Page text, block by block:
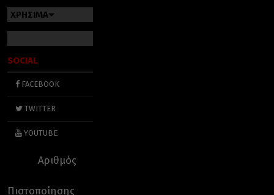
ΧΡΗΣΙΜΑ
SOCIAL
FACEBOOK
TWITTER
YOUTUBE
Αριθμός
Πιστοποίησης